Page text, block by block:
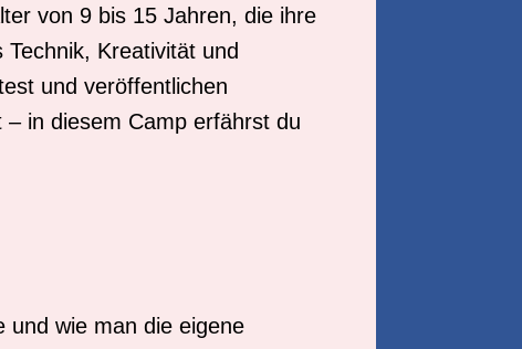
von 9 bis 15 Jahren, die ihre
Kreativität und
und veröffentlichen
in diesem Camp erfährst du
und wie man die eigene